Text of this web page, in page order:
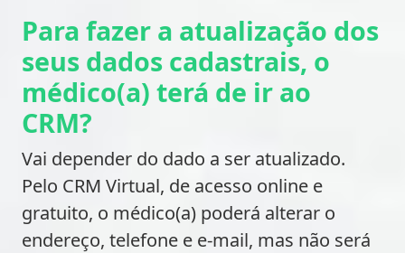
Para fazer a atualização dos
seus dados cadastrais, o
médico(a) terá de ir ao
CRM?
Vai depender do dado a ser atualizado.
Pelo CRM Virtual, de acesso online e
gratuito, o médico(a) poderá alterar o
endereço, telefone e e-mail, mas não será